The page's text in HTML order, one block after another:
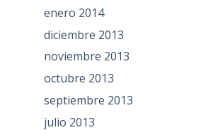
enero 2014
diciembre 2013
noviembre 2013
octubre 2013
septiembre 2013
julio 2013